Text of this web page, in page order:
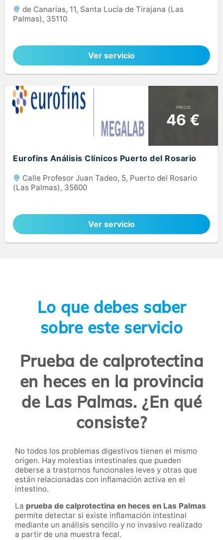
de Canarias, 11, Santa Lucía de Tirajana (Las
Palmas), 35110
Ver servicio
PRECIO
46 €
Eurofins Análisis Clínicos Puerto del Rosario
Calle Profesor Juan Tadeo, 5, Puerto del Rosario
(Las Palmas), 35600
Ver servicio
Lo que debes saber
sobre este servicio
Prueba de calprotectina
en heces en la provincia
de Las Palmas. ¿En qué
consiste?
No todos los problemas digestivos tienen el mismo
origen. Hay molestias intestinales que pueden
deberse a trastornos funcionales leves y otras que
están relacionadas con inflamación activa en el
intestino.
La prueba de calprotectina en heces en Las Palmas
permite detectar si existe inflamación intestinal
mediante un análisis sencillo y no invasivo realizado
a partir de una muestra fecal.